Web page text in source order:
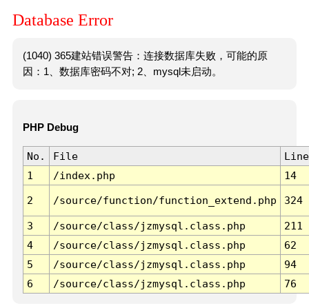
Database Error
(1040) 365建站错误警告：连接数据库失败，可能的原
因：1、数据库密码不对; 2、mysql未启动。
PHP Debug
No. File
Line
1
/index.php 14
2 /source/function/function_extend.php 324
3 /source/class/jzmysql.class.php
211
4
/source/class/jzmysql.class.php
62
5
/source/class/jzmysql.class.php
94
6
/source/class/jzmysql.class.php 76